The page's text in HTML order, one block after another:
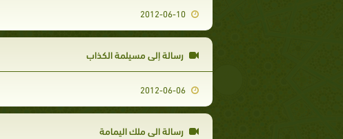
2012-06-10
رسالة إلى مسيلمة الكذاب
2012-06-06
رسالة الى ملك اليمامة